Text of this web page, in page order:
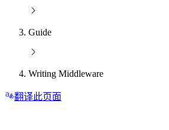
Guide
Writing Middleware
翻译此页面